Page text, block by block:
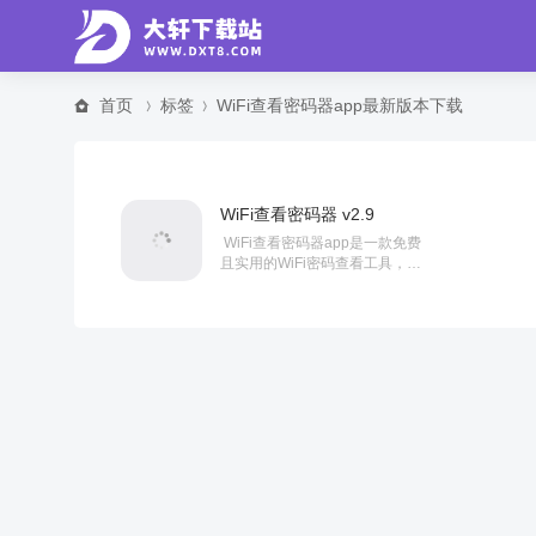
首页 标签 WiFi查看密码器app最新版本下载
WiFi查看密码器 v2.9
WiFi查看密码器app是一款免费
且实用的WiFi密码查看工具，能